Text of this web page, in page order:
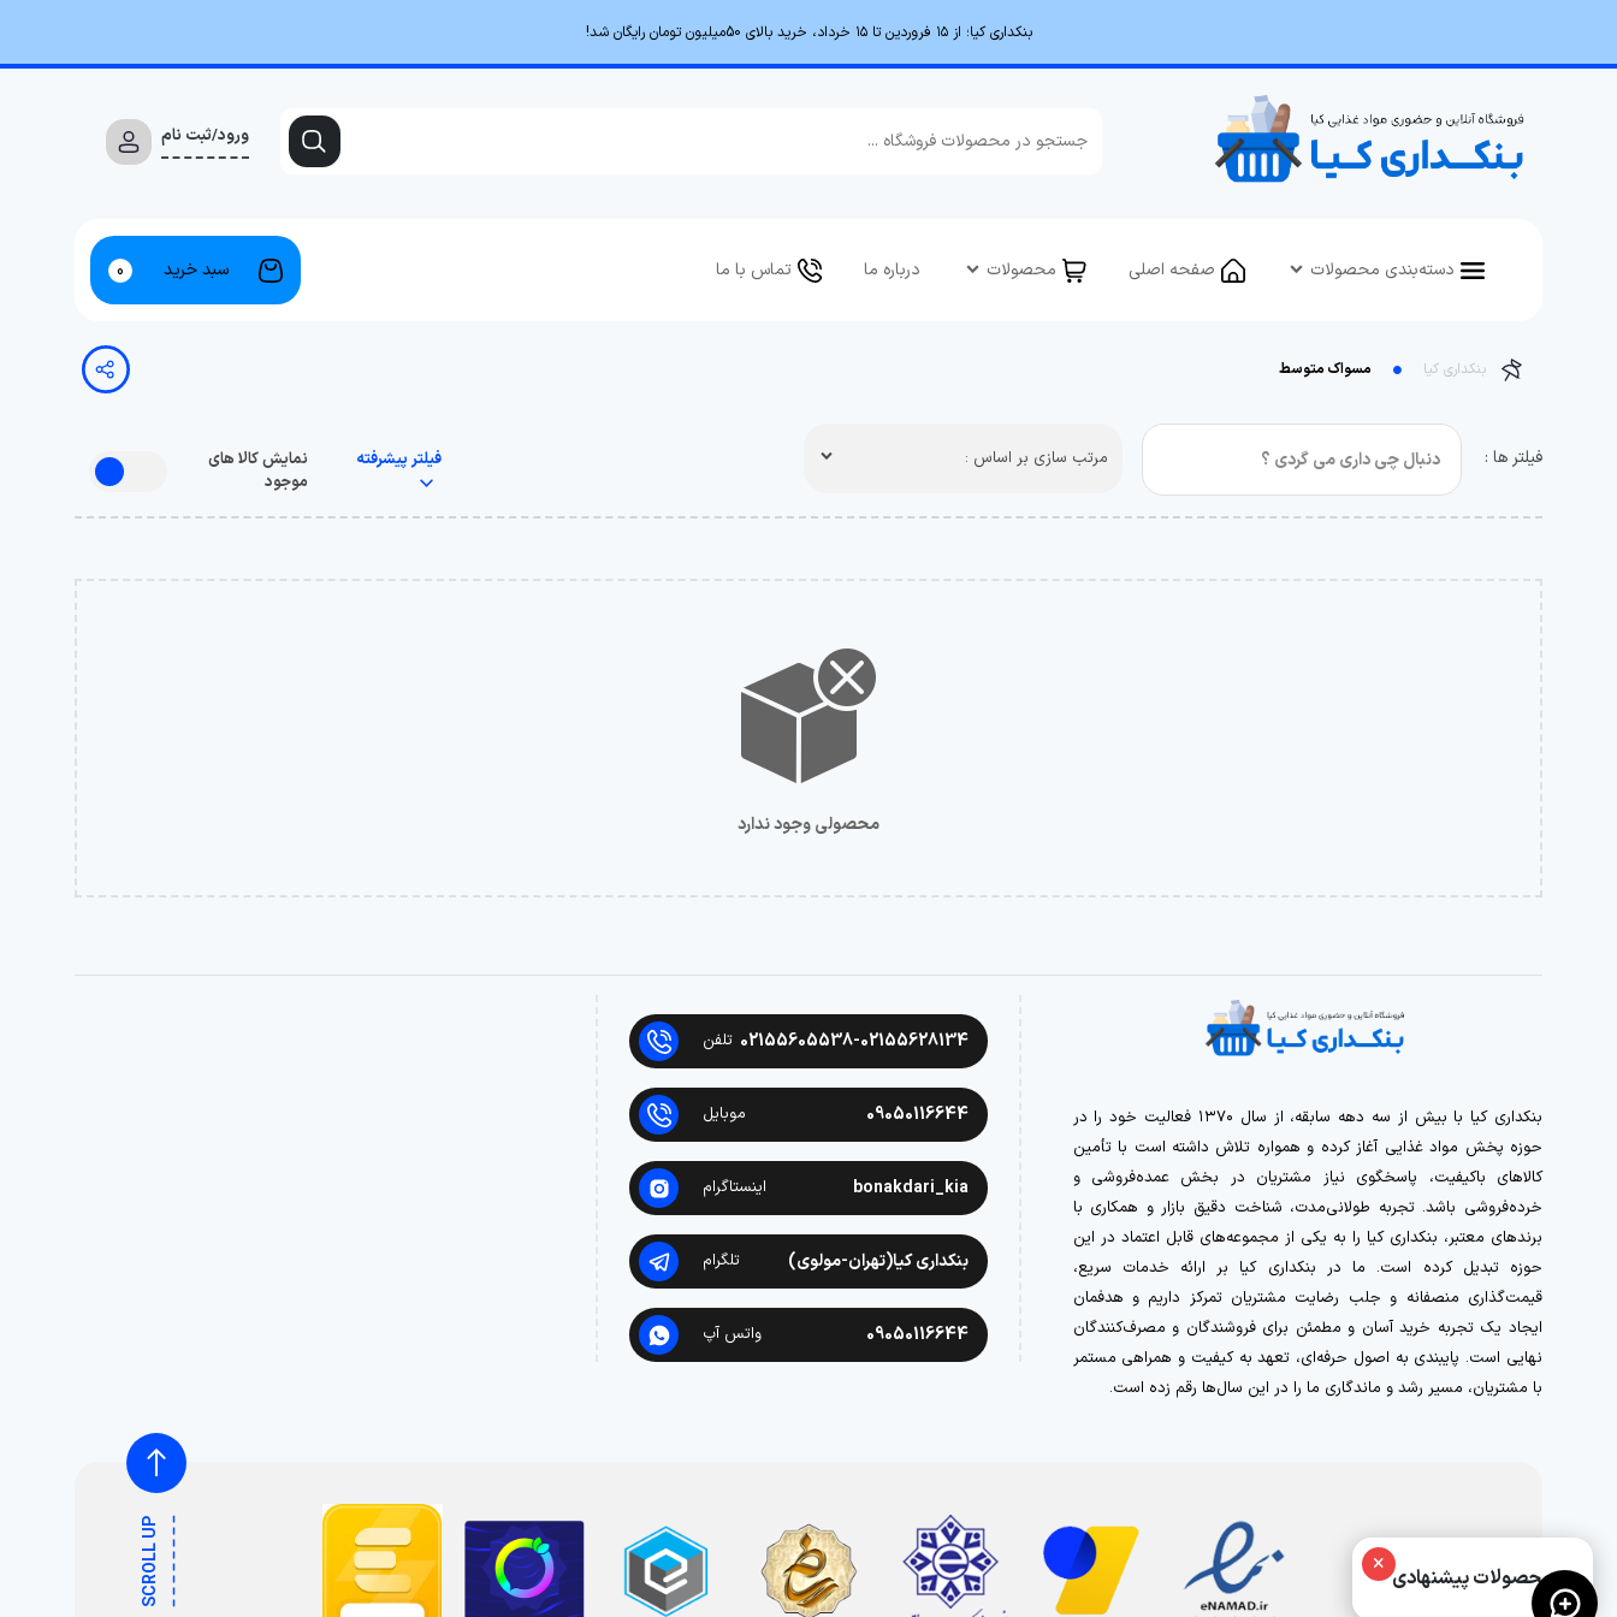
× محصولات پیشنهادی
بنکداری کیا؛ از ۱۵ فروردین تا ۱۵ خرداد، خرید بالای 50میلیون تومان رایگان شد!
ورود/ثبت نام
دسته‌بندی محصولات صفحه اصلی محصولات درباره ما تماس با ما سبد خرید 0
بنکداری کیا مسواک متوسط
فیلتر ها : مرتب سازی بر اساس : فیلتر پیشرفته
نمایش کالا های
موجود
محصولی وجود ندارد
بنکداری کیا با بیش از سه دهه سابقه، از سال ۱۳۷۰ فعالیت خود را در
حوزه پخش مواد غذایی آغاز کرده و همواره تلاش داشته است با تأمین
کالاهای باکیفیت، پاسخگوی نیاز مشتریان در بخش عمده‌فروشی و
خرده‌فروشی باشد. تجربه طولانی‌مدت، شناخت دقیق بازار و همکاری با
برندهای معتبر، بنکداری کیا را به یکی از مجموعه‌های قابل اعتماد در این
حوزه تبدیل کرده است. ما در بنکداری کیا بر ارائه خدمات سریع،
قیمت‌گذاری منصفانه و جلب رضایت مشتریان تمرکز داریم و هدفمان
ایجاد یک تجربه خرید آسان و مطمئن برای فروشندگان و مصرف‌کنندگان
نهایی است. پایبندی به اصول حرفه‌ای، تعهد به کیفیت و همراهی مستمر
با مشتریان، مسیر رشد و ماندگاری ما را در این سال‌ها رقم زده است.
02155605538-02155628134 تلفن
09050116644 موبایل
bonakdari_kia اینستاگرام
بنکداری کیا(تهران-مولوی) تلگرام
09050116644 واتس آپ
SCROLL UP